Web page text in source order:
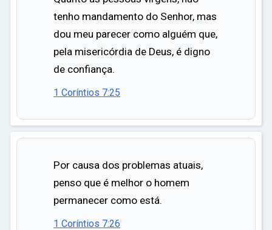
tenho mandamento do Senhor, mas
dou meu parecer como alguém que,
pela misericórdia de Deus, é digno
de confiança.
1 Coríntios 7:25
Por causa dos problemas atuais,
penso que é melhor o homem
permanecer como está.
1 Coríntios 7:26